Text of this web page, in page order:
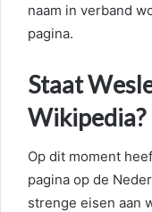
naam in verband
pagina.
Staat
Wikipedia?
Op dit moment
pagina op de
strenge eisen aan